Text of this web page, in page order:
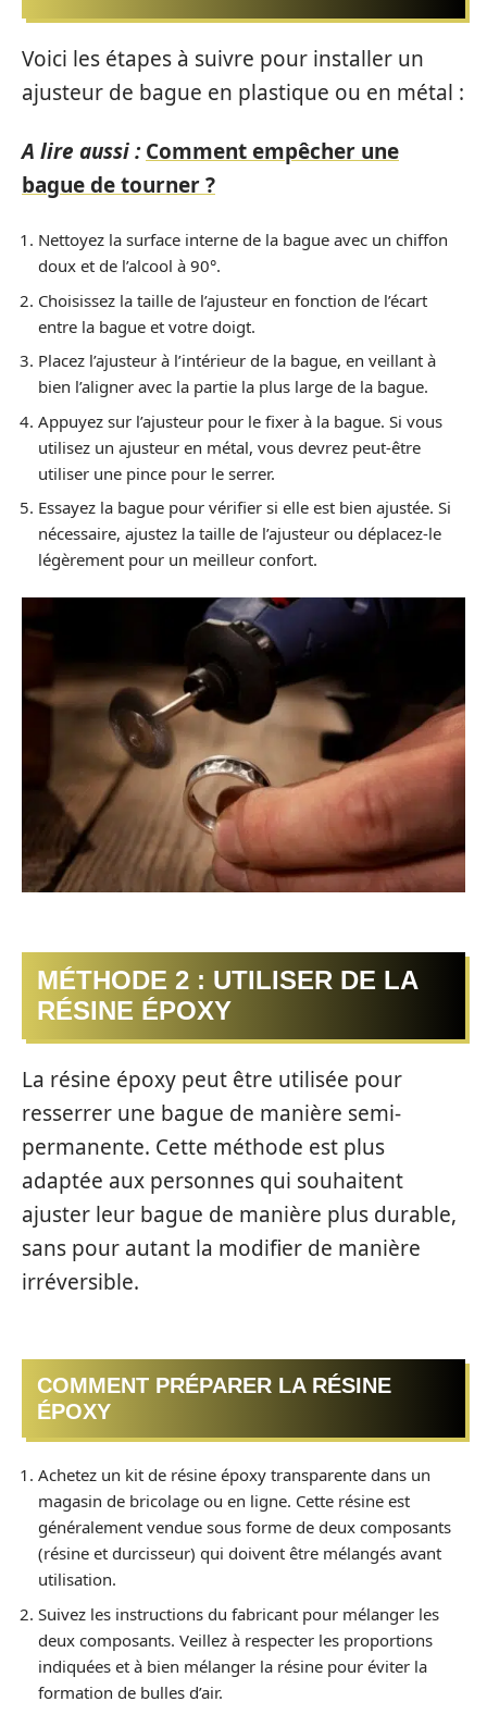
Voici les étapes à suivre pour installer un
ajusteur de bague en plastique ou en métal :
A lire aussi : Comment empêcher une
bague de tourner ?
Nettoyez la surface interne de la bague avec un chiffon
doux et de l’alcool à 90°.
Choisissez la taille de l’ajusteur en fonction de l’écart
entre la bague et votre doigt.
Placez l’ajusteur à l’intérieur de la bague, en veillant à
bien l’aligner avec la partie la plus large de la bague.
Appuyez sur l’ajusteur pour le fixer à la bague. Si vous
utilisez un ajusteur en métal, vous devrez peut-être
utiliser une pince pour le serrer.
Essayez la bague pour vérifier si elle est bien ajustée. Si
nécessaire, ajustez la taille de l’ajusteur ou déplacez-le
légèrement pour un meilleur confort.
MÉTHODE 2 : UTILISER DE LA
RÉSINE ÉPOXY
La résine époxy peut être utilisée pour
resserrer une bague de manière semi-
permanente. Cette méthode est plus
adaptée aux personnes qui souhaitent
ajuster leur bague de manière plus durable,
sans pour autant la modifier de manière
irréversible.
COMMENT PRÉPARER LA RÉSINE
ÉPOXY
Achetez un kit de résine époxy transparente dans un
magasin de bricolage ou en ligne. Cette résine est
généralement vendue sous forme de deux composants
(résine et durcisseur) qui doivent être mélangés avant
utilisation.
Suivez les instructions du fabricant pour mélanger les
deux composants. Veillez à respecter les proportions
indiquées et à bien mélanger la résine pour éviter la
formation de bulles d’air.